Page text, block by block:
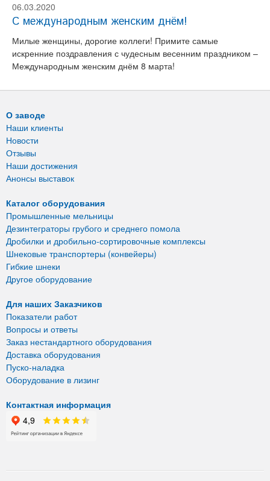
06.03.2020
С международным женским днём!
Милые женщины, дорогие коллеги! Примите самые
искренние поздравления с чудесным весенним праздником –
Международным женским днём 8 марта!
О заводе
Наши клиенты
Новости
Отзывы
Наши достижения
Анонсы выставок
Каталог оборудования
Промышленные мельницы
Дезинтеграторы грубого и среднего помола
Дробилки и дробильно-сортировочные комплексы
Шнековые транспортеры (конвейеры)
Гибкие шнеки
Другое оборудование
Для наших Заказчиков
Показатели работ
Вопросы и ответы
Заказ нестандартного оборудования
Доставка оборудования
Пуско-наладка
Оборудование в лизинг
Контактная информация